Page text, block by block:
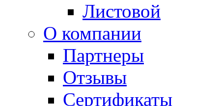
Листовой
О компании
Партнеры
Отзывы
Сертификаты